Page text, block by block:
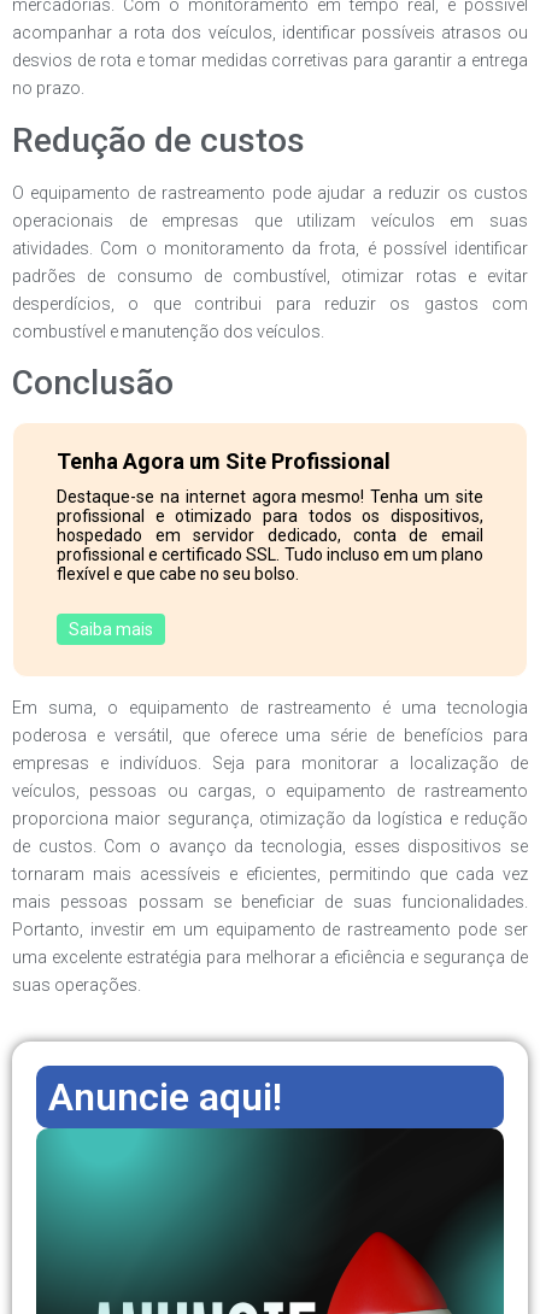
mercadorias. Com o monitoramento em tempo real, é possível
acompanhar a rota dos veículos, identificar possíveis atrasos ou
desvios de rota e tomar medidas corretivas para garantir a entrega
no prazo.
Redução de custos
O equipamento de rastreamento pode ajudar a reduzir os custos
operacionais de empresas que utilizam veículos em suas
atividades. Com o monitoramento da frota, é possível identificar
padrões de consumo de combustível, otimizar rotas e evitar
desperdícios, o que contribui para reduzir os gastos com
combustível e manutenção dos veículos.
Conclusão
Tenha Agora um Site Profissional
Destaque-se na internet agora mesmo! Tenha um site
profissional e otimizado para todos os dispositivos,
hospedado em servidor dedicado, conta de email
profissional e certificado SSL. Tudo incluso em um plano
flexível e que cabe no seu bolso.
Saiba mais
Em suma, o equipamento de rastreamento é uma tecnologia
poderosa e versátil, que oferece uma série de benefícios para
empresas e indivíduos. Seja para monitorar a localização de
veículos, pessoas ou cargas, o equipamento de rastreamento
proporciona maior segurança, otimização da logística e redução
de custos. Com o avanço da tecnologia, esses dispositivos se
tornaram mais acessíveis e eficientes, permitindo que cada vez
mais pessoas possam se beneficiar de suas funcionalidades.
Portanto, investir em um equipamento de rastreamento pode ser
uma excelente estratégia para melhorar a eficiência e segurança de
suas operações.
Anuncie aqui!